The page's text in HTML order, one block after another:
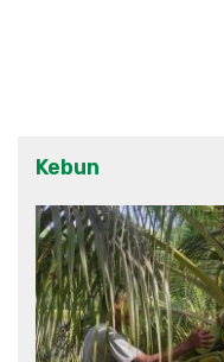
Kebun